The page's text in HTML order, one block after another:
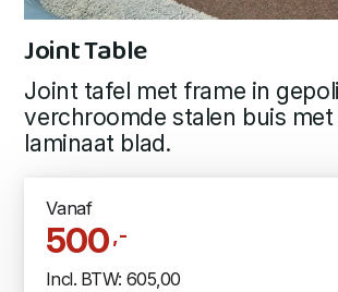
Joint Table
Joint tafel met frame in
verchroomde stalen buis
laminaat blad.
Vanaf
500,-
Incl. BTW: 605,00